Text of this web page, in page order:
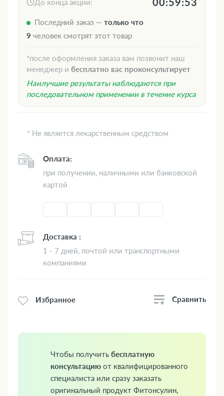
До конца акции:
Последний заказ — только что
7 человек смотрят этот товар
*после оформления заказа вам позвонит наш
менеджер и бесплатно вас проконсультирует
Наилучшие результаты наблюдаются при
последовательном применении в течение курса
* Не является лекарственным средством
Оплата:
при получении, наличными или банковской
картой
Доставка :
1 - 7 дней, почтой или транспортными
компаниями
Избранное Сравнить
Чтобы получить бесплатную
консультацию от квалифицированного
специалиста или сразу заказать
оригинальный продукт Фитонсулин,